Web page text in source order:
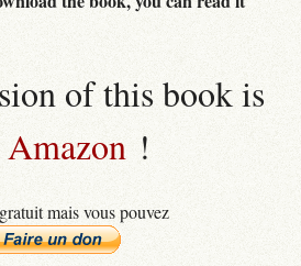
of this book is
!
mais vous pouvez